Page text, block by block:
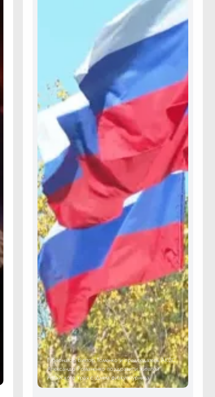
Губернатор Виктор Томенко и председатель АКЗС
Александр Романенко поздравили жителей
Алтайского края с Днем физкультурника